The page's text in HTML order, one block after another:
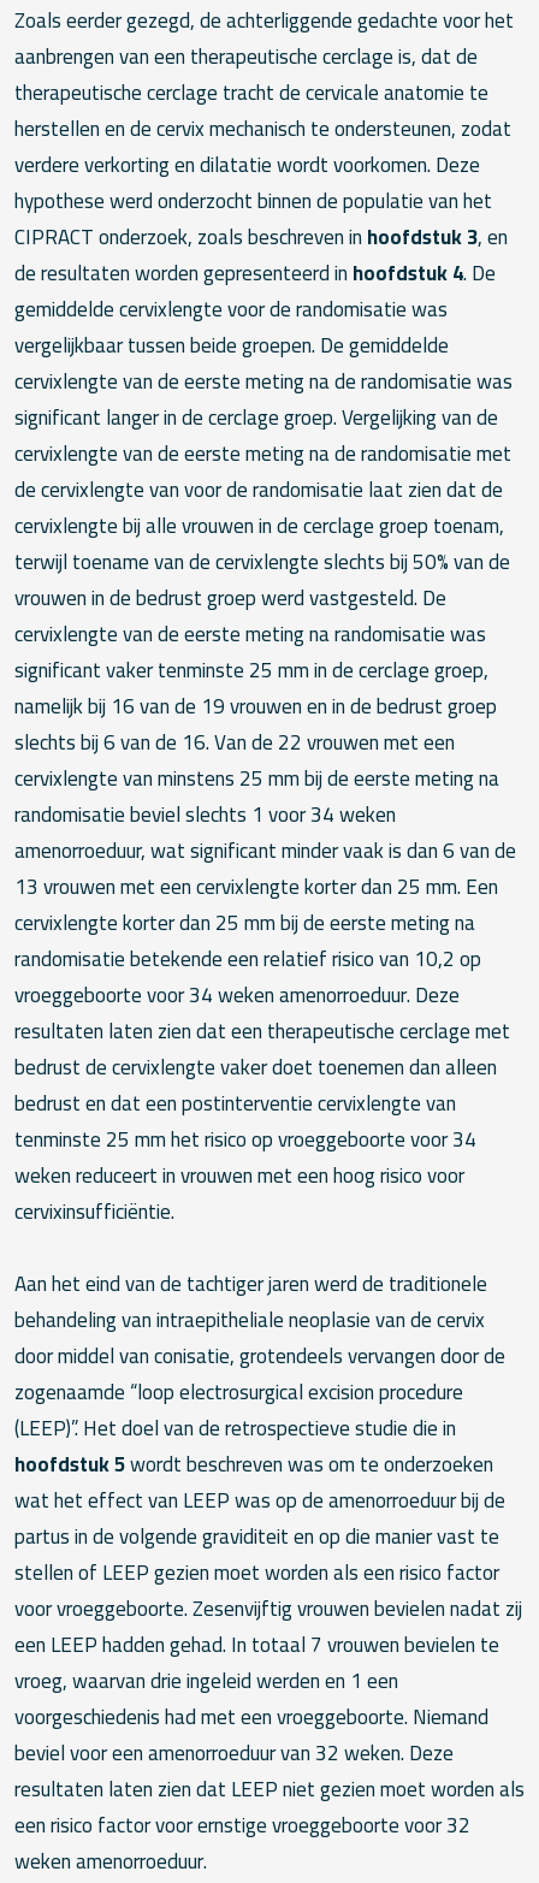
Zoals eerder gezegd, de achterliggende gedachte voor het
aanbrengen van een therapeutische cerclage is, dat de
therapeutische cerclage tracht de cervicale anatomie te
herstellen en de cervix mechanisch te ondersteunen, zodat
verdere verkorting en dilatatie wordt voorkomen. Deze
hypothese werd onderzocht binnen de populatie van het
CIPRACT onderzoek, zoals beschreven inhoofdstuk 3, en
de resultaten worden gepresenteerd inhoofdstuk 4. De
gemiddelde cervixlengte voor de randomisatie was
vergelijkbaar tussen beide groepen. De gemiddelde
cervixlengte van de eerste meting na de randomisatie was
significant langer in de cerclage groep. Vergelijking van de
cervixlengte van de eerste meting na de randomisatie met
de cervixlengte van voor de randomisatie laat zien dat de
cervixlengte bij alle vrouwen in de cerclage groep toenam,
terwijl toename van de cervixlengte slechts bij 50% van de
vrouwen in de bedrust groep werd vastgesteld. De
cervixlengte van de eerste meting na randomisatie was
significant vaker tenminste 25 mm in de cerclage groep,
namelijk bij 16 van de 19 vrouwen en in de bedrust groep
slechts bij 6 van de 16. Van de 22 vrouwen met een
cervixlengte van minstens 25 mm bij de eerste meting na
randomisatie beviel slechts 1 voor 34 weken
amenorroeduur, wat significant minder vaak is dan 6 van de
13 vrouwen met een cervixlengte korter dan 25 mm. Een
cervixlengte korter dan 25 mm bij de eerste meting na
randomisatie betekende een relatief risico van 10,2 op
vroeggeboorte voor 34 weken amenorroeduur. Deze
resultaten laten zien dat een therapeutische cerclage met
bedrust de cervixlengte vaker doet toenemen dan alleen
bedrust en dat een postinterventie cervixlengte van
tenminste 25 mm het risico op vroeggeboorte voor 34
weken reduceert in vrouwen met een hoog risico voor
cervixinsufficiëntie.
Aan het eind van de tachtiger jaren werd de traditionele
behandeling van intraepitheliale neoplasie van de cervix
door middel van conisatie, grotendeels vervangen door de
zogenaamde “loop electrosurgical excision procedure
(LEEP)”. Het doel van de retrospectieve studie die in
hoofdstuk 5wordt beschreven was om te onderzoeken
wat het effect van LEEP was op de amenorroeduur bij de
partus in de volgende graviditeit en op die manier vast te
stellen of LEEP gezien moet worden als een risico factor
voor vroeggeboorte. Zesenvijftig vrouwen bevielen nadat zij
een LEEP hadden gehad. In totaal 7 vrouwen bevielen te
vroeg, waarvan drie ingeleid werden en 1 een
voorgeschiedenis had met een vroeggeboorte. Niemand
beviel voor een amenorroeduur van 32 weken. Deze
resultaten laten zien dat LEEP niet gezien moet worden als
een risico factor voor ernstige vroeggeboorte voor 32
weken amenorroeduur.